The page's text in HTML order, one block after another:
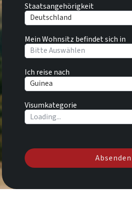
Staatsangehörigkeit
Deutschland
Mein Wohnsitz befindet sich in
Bitte Auswählen
Ich reise nach
Guinea
Visumkategorie
Absenden